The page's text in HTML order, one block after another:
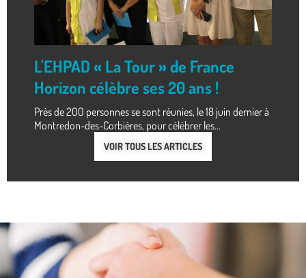
L'EHPAD « La Tour » de France
Horizon célèbre ses 20 ans !
Près de 200 personnes se sont réunies, le 18 juin dernier à
Montredon-des-Corbières, pour célébrer les...
VOIR TOUS LES ARTICLES